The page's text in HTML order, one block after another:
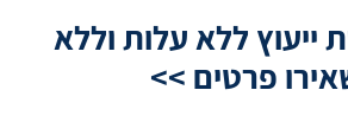
ייעוץ ללא עלות וללא
פרטים >>